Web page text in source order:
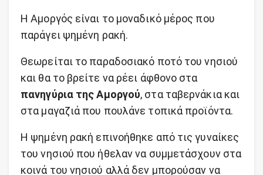
Η Αμοργός είναι το μοναδικό μέρος που
παράγει ψημένη ρακή.
Θεωρείται το παραδοσιακό ποτό του νησιού
και θα το βρείτε να ρέει άφθονο στα
πανηγύρια της Αμοργού, στα ταβερνάκια και
στα μαγαζιά που πουλάνε τοπικά προϊόντα.
Η ψημένη ρακή επινοήθηκε από τις γυναίκες
του νησιού που ήθελαν να συμμετάσχουν στα
κοινά του νησιού αλλά δεν μπορούσαν να